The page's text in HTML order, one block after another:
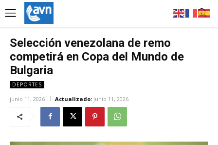
Selección venezolana de remo
competirá en Copa del Mundo de
Bulgaria
DEPORTES
junio 11, 2026 Actualizado: junio 11, 2026